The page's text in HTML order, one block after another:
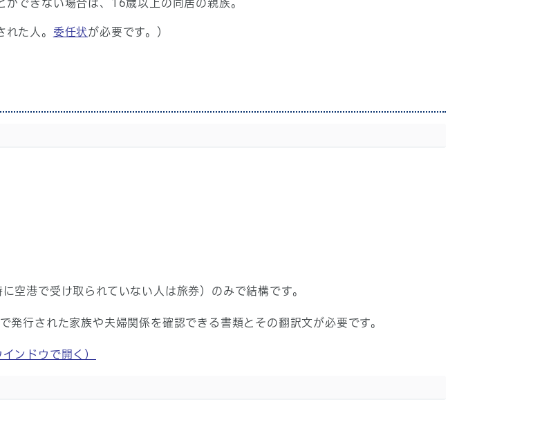
できない場合は、16歳以上の同居の親族。
た人。 委任状が必要です。）
空港で受け取られていない人は旅券）のみで結構です。
行された家族や夫婦関係を確認できる書類とその翻訳文が必要です。
インドウで開く）